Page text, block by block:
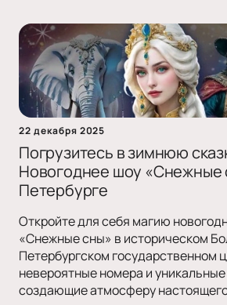
22 декабря 2025
Погрузитесь в зимнюю
Новогоднее шоу «Снежные
Петербурге
Откройте для себя магию
«Снежные сны» в историческом
Петербургском государственном
невероятные номера и
создающие атмосферу